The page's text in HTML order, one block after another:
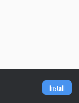
Install